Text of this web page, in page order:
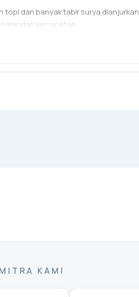
topi dan banyak tabir surya dianjurkan
kemacetan.
MITRA KAMI